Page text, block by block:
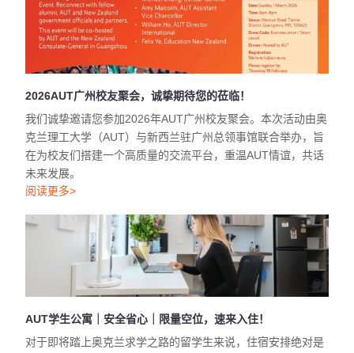
2026AUT广州校友聚会，诚挚期待您的莅临！
我们诚挚邀请您参加2026年AUT广州校友聚会。本次活动由奥
克兰理工大学（AUT）与新西兰驻广州总领事馆联合举办，旨
在为校友们搭建一个高质量的交流平台，重温AUT情谊，共话
未来发展。
阅读更多>
AUT学生公寓｜安全省心｜限量空位，速来入住！
对于即将踏上奥克兰求学之路的留学生来说，住宿安排绝对是